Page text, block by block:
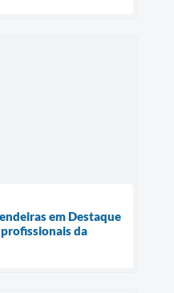
em Destaque
profissionais da